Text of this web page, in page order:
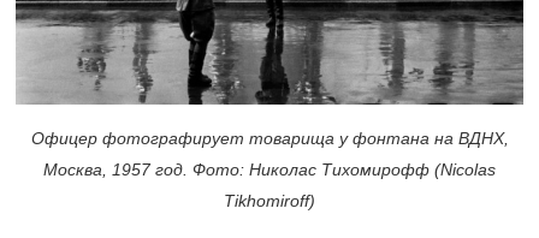
Офицер фотографирует товарища у фонтана на ВДНХ,
Москва, 1957 год. Фото: Николас Тихомирофф (Nicolas
Tikhomiroff)